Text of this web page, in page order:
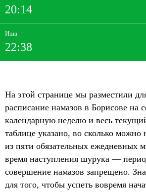
20:14
Иша
22:38
На этой странице мы разместили
расписание намазов в Борисове на
календарную неделю и весь
таблице указано, во сколько можно
из пяти обязательных ежедневных
время наступления шурука —
совершение намазов запрещено.
для того, чтобы успеть вовремя